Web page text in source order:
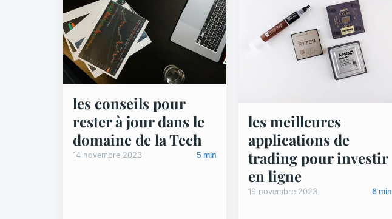
les conseils pour
rester à jour dans le
domaine de la Tech
14 novembre 2023 5 min
les meilleures
applications de
trading pour investir
en ligne
19 novembre 2023 6 min